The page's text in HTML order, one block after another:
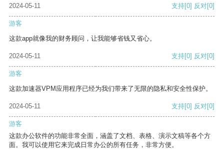
2024-05-11 支持[0] 反对[0]
游客
这款app就像我的财务顾问，让我能够省钱又省心。
2024-05-11 支持[0] 反对[0]
游客
这款加速器VPM应用程序已经为我们带来了无限的隐私和安全性保护。
2024-05-11 支持[0] 反对[0]
游客
这款办公软件的功能非常全面，涵盖了文档、表格、演示文稿等各个方
面。我可以使用它来完成日常办公的所有任务，非常方便。